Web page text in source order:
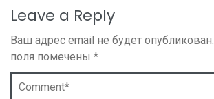
Leave a Reply
Ваш адрес email не будет опубликован.
поля помечены *